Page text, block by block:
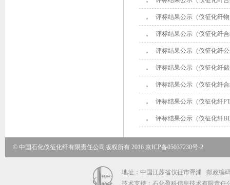
评标结果公示（仪征化纤
评标结果公示（仪征化纤
评标结果公示（仪征化纤
评标结果公示（仪征化纤
评标结果公示（仪征化纤
评标结果公示（仪征化纤
评标结果公示（仪征化纤
© 中国石化仪征化纤有限责任公司版权所有 2016 京ICP备05037230号-2
地址：中国江苏省仪征市胥浦 邮政编
技术支持：石化盈科信息技术有限责任